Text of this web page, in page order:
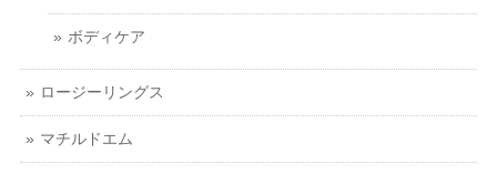
ボディケア
ロージーリングス
マチルドエム